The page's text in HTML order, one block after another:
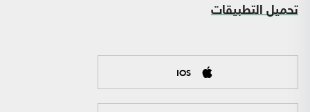
تحميل التطبيقات
IOS